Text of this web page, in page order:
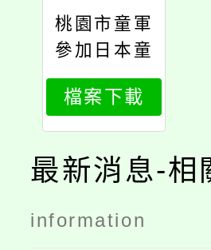
桃園市童軍
參加日本童
軍兵庫連盟
「2025年淡
路島露營活
動」實施要
點
檔案下載
最新消息-相
information